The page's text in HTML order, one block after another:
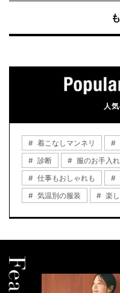
人
着こなしマンネリ
診断
服のお手入れ
仕事もおしゃれも
気温別の服装
楽